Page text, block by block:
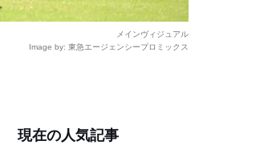
メインヴィジュアル
Image by: 東急エージェンシープロミックス
現在の人気記事